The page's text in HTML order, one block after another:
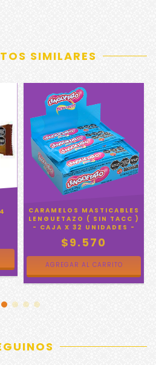
SIMILARES
CARAMELOS MASTICABLES
LENGUETAZO ( SIN TACC )
- CAJA X 32 UNIDADES -
$9.570